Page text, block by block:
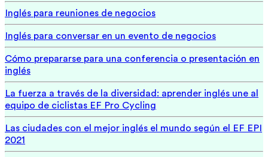
Inglés para reuniones de negocios
Inglés para conversar en un evento de negocios
Cómo prepararse para una conferencia o presentación en
inglés
La fuerza a través de la diversidad: aprender inglés une al
equipo de ciclistas EF Pro Cycling
Las ciudades con el mejor inglés el mundo según el EF EPI
2021